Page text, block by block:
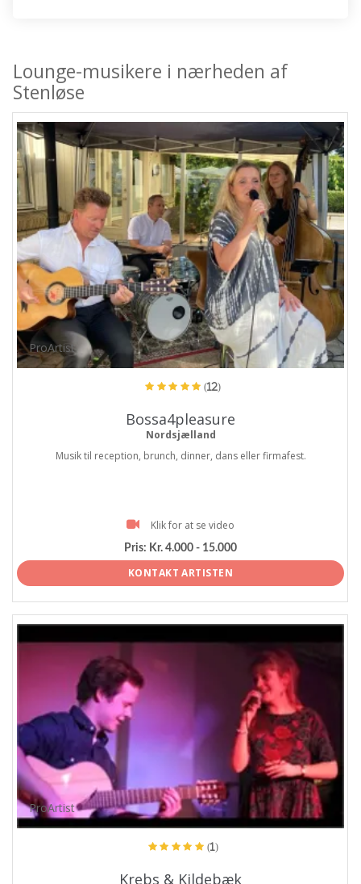
Lounge-musikere i nærheden af
Stenløse
ProArtist
(12)
Bossa4pleasure
Nordsjælland
Musik til reception, brunch, dinner, dans eller firmafest.
Klik for at se video
Pris: Kr. 4.000 - 15.000
KONTAKT ARTISTEN
ProArtist
(1)
Krebs & Kildebæk